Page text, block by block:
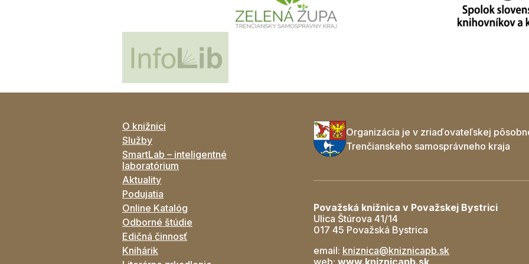
O knižnici
Služby
SmartLab – inteligentné
laboratórium
Aktuality
Podujatia
Online Katalóg
Odborné štúdie
Edičná činnosť
Knihárik
Organizácia je v zriaďovateľskej
Trenčianskeho samosprávneho kraja
Považská knižnica v Považskej Bystrici
Ulica Štúrova 41/14
017 45 Považská Bystrica
email: kniznica@kniznicapb.sk